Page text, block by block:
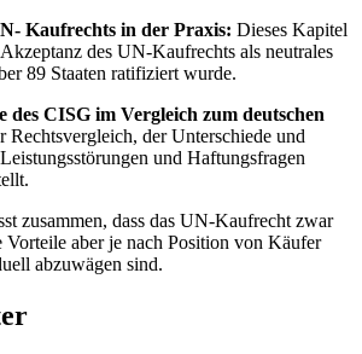
Kaufrechts in der Praxis: Dieses Kapitel
des UN-Kaufrechts als neutrales
89 Staaten ratifiziert wurde.
des CISG im Vergleich zum deutschen
Rechtsvergleich, der Unterschiede und
und Haftungsfragen
zusammen, dass das UN-Kaufrecht zwar
Vorteile aber je nach Position von Käufer
abzuwägen sind.